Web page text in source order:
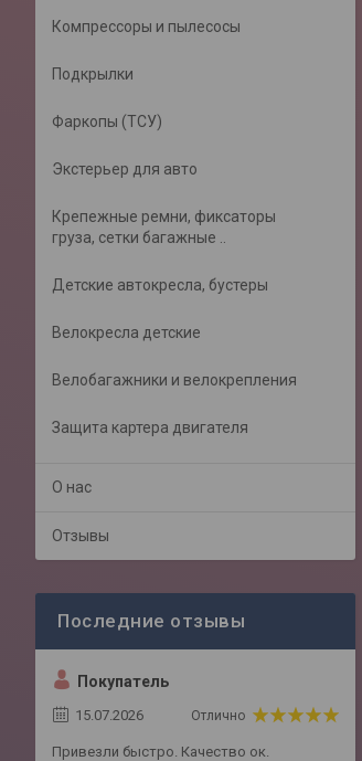
Компрессоры и пылесосы
Подкрылки
Фаркопы (ТСУ)
Экстерьер для авто
Крепежные ремни, фиксаторы
груза, сетки багажные ..
Детские автокресла, бустеры
Велокресла детские
Велобагажники и велокрепления
Защита картера двигателя
О нас
Отзывы
Покупатель
15.07.2026 Отлично
Привезли быстро. Качество ок.